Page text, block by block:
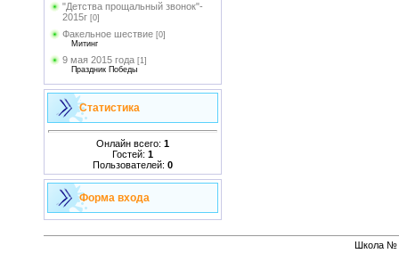
"Детства прощальный звонок"-
2015г [0]
Факельное шествие [0]
Митинг
9 мая 2015 года [1]
Праздник Победы
Статистика
Онлайн всего: 1
Гостей: 1
Пользователей: 0
Форма входа
Школа №